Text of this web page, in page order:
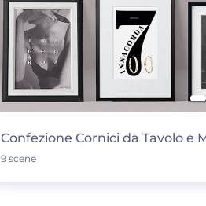
Confezione Cornici da Tavolo e
9 scene